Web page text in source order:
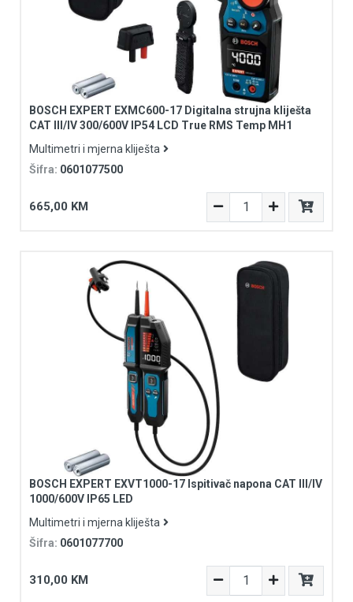
BOSCH EXPERT EXMC600-17 Digitalna strujna kliješta
CAT III/IV 300/600V IP54 LCD True RMS Temp MH1
Multimetri i mjerna kliješta
Šifra: 0601077500
665,00 KM
BOSCH EXPERT EXVT1000-17 Ispitivač napona CAT III/IV
1000/600V IP65 LED
Multimetri i mjerna kliješta
Šifra: 0601077700
310,00 KM